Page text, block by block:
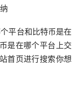
平台和比特币是在
是在哪个平台上交
首页进行搜索你想